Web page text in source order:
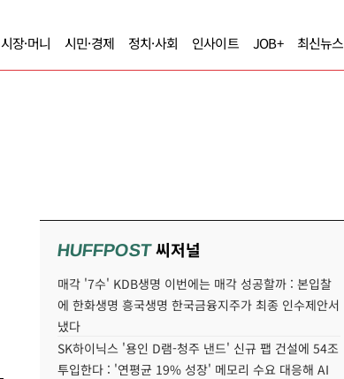
시장·머니 시민·경제 정치·사회 인사이트 JOB+ 최신뉴스
HUFFPOST씨저널
매각 '7수' KDB생명 이번에는 매각 성공할까 : 본입찰
에 한화생명 흥국생명 한국금융지주가 최종 인수제안서
냈다
SK하이닉스 '용인 D램-청주 낸드' 신규 팹 건설에 54조
투입한다 : '연평균 19% 성장' 메모리 수요 대응해 AI